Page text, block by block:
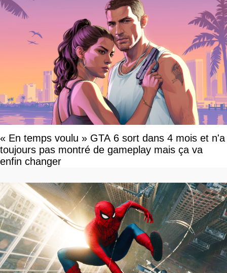
« En temps voulu » GTA 6 sort dans 4 mois et n'a
toujours pas montré de gameplay mais ça va
enfin changer